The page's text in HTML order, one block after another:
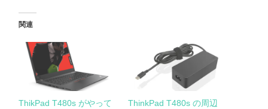
関連
ThikPad T480s がやって
ThinkPad T480s の周辺